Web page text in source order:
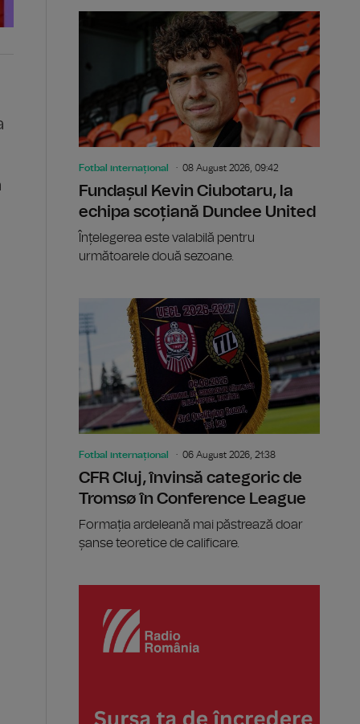
Fotbal internațional 08 August 2026, 09:42
Fundașul Kevin Ciubotaru, la
echipa scoțiană Dundee United
Înțelegerea este valabilă pentru
următoarele două sezoane.
Fotbal internațional 06 August 2026, 21:38
CFR Cluj, învinsă categoric de
Tromsø în Conference League
Formația ardeleană mai păstrează doar
șanse teoretice de calificare.